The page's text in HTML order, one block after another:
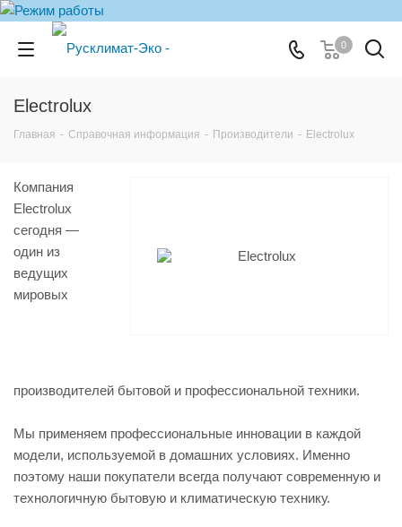
0
Electrolux
Главная - Справочная информация - Производители - Electrolux
Компания
Electrolux
сегодня —
один из
ведущих
мировых
производителей бытовой и профессиональной техники.
Мы применяем профессиональные инновации в каждой
модели, используемой в домашних условиях. Именно
поэтому наши покупатели всегда получают современную и
технологичную бытовую и климатическую технику.